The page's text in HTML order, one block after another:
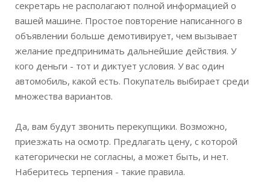
секретарь не располагают полной информацией о
вашей машине. Простое повторение написанного в
объявлении больше демотивирует, чем вызывает
желание предпринимать дальнейшие действия. У
кого деньги - тот и диктует условия. У вас один
автомобиль, какой есть. Покупатель выбирает среди
множества вариантов.
Да, вам будут звонить перекупщики. Возможно,
приезжать на осмотр. Предлагать цену, с которой
категорически не согласны, а может быть, и нет.
Наберитесь терпения - такие правила.